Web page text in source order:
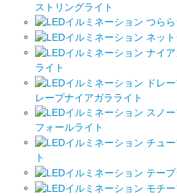
ストリングライト
ライト
レープナイアガラライト
フォールライト
ト